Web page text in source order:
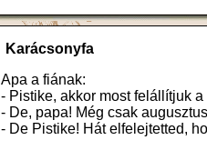
Karácsonyfa
Apa a fiának:
- Pistike, akkor most felállítjuk
- De, papa! Még csak
- De Pistike! Hát elfelejtetted,